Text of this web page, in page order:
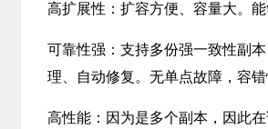
高扩展性：扩容方便、容量大。
可靠性强：支持多份强一致性副
理、自动修复。无单点故障，容错
高性能：因为是多个副本，因此